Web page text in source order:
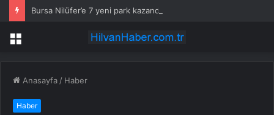
Bursa Nilüfer’e 7 yeni park kazandırılıyor
Menü
Anasayfa / Haber
Haber